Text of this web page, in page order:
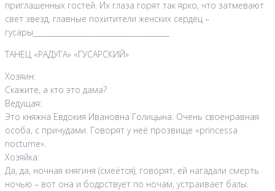
приглашенных гостей. Их глаза горят так ярко, что затмевают
свет звезд, главные похитители женских сердец –
гусары_____________________________________
ТАНЕЦ «РАДУГА» «ГУСАРСКИЙ»
Хозяин:
Скажите, а кто это дама?
Ведущая:
Это княжна Евдокия Ивановна Голицына. Очень своенравная
особа, с причудами. Говорят у неё прозвище «prinсessa
nocturne».
Хозяйка:
Да, да, ночная княгиня (смеётся), говорят, ей нагадали смерть
ночью – вот она и бодрствует по ночам, устраивает балы.